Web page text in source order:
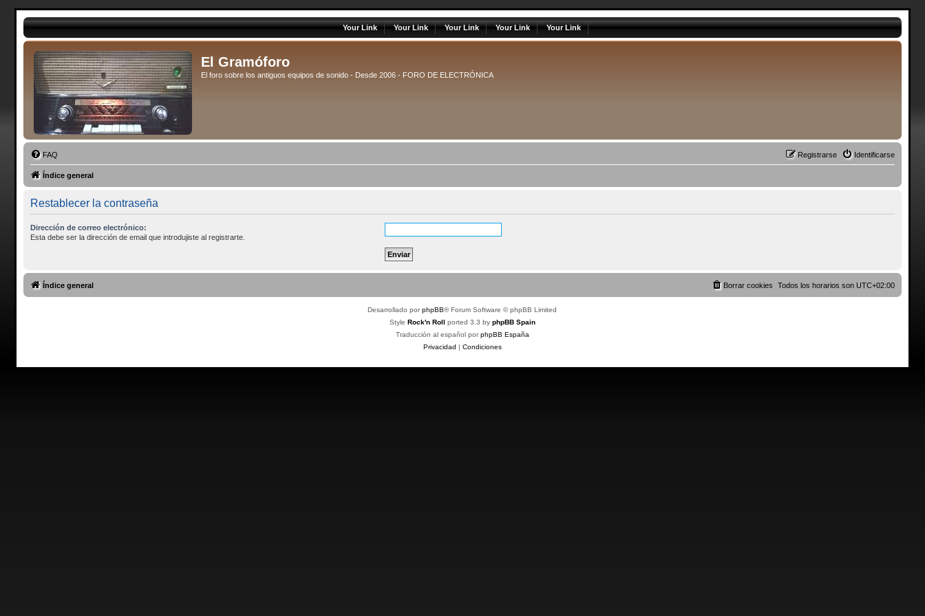
Your Link Your Link Your Link Your Link Your Link
El Gramóforo
El foro sobre los antiguos equipos de sonido - Desde 2006 - FORO DE ELECTRÓNICA
FAQ Identificarse
Registrarse
Índice general
Restablecer la contraseña
Dirección de correo electrónico:
Esta debe ser la dirección de email que introdujiste al registrarte.
Índice general Todos los horarios sonUTC+02:00
Borrar cookies
Desarrollado porphpBB® Forum Software © phpBB Limited
Style Rock'n Roll ported 3.3 by phpBB Spain
Traducción al español porphpBB España
Privacidad | Condiciones